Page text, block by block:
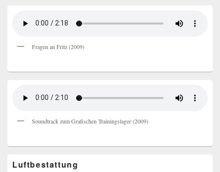
Fragen an Fritz (2009)
Soundtrack zum Grafischen Trainingslager (2009)
Luftbestattung